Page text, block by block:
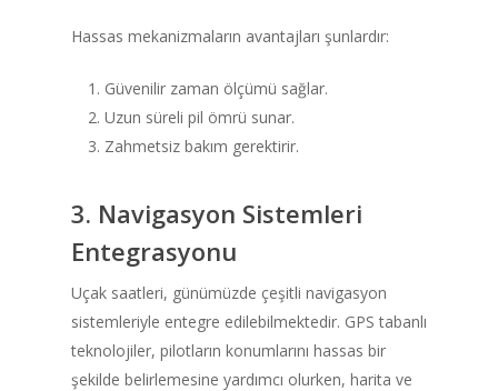
Hassas mekanizmaların avantajları şunlardır:
Güvenilir zaman ölçümü sağlar.
Uzun süreli pil ömrü sunar.
Zahmetsiz bakım gerektirir.
3. Navigasyon Sistemleri
Entegrasyonu
Uçak saatleri, günümüzde çeşitli navigasyon
sistemleriyle entegre edilebilmektedir. GPS tabanlı
teknolojiler, pilotların konumlarını hassas bir
şekilde belirlemesine yardımcı olurken, harita ve